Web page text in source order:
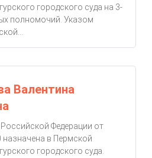
городского суда на 3-
полномочий. Указом
Валентина
Федерации от
назначена в Пермской
городского суда.